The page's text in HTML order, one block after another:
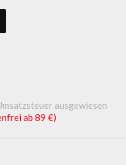
ausgewiesen
ab 89 €)